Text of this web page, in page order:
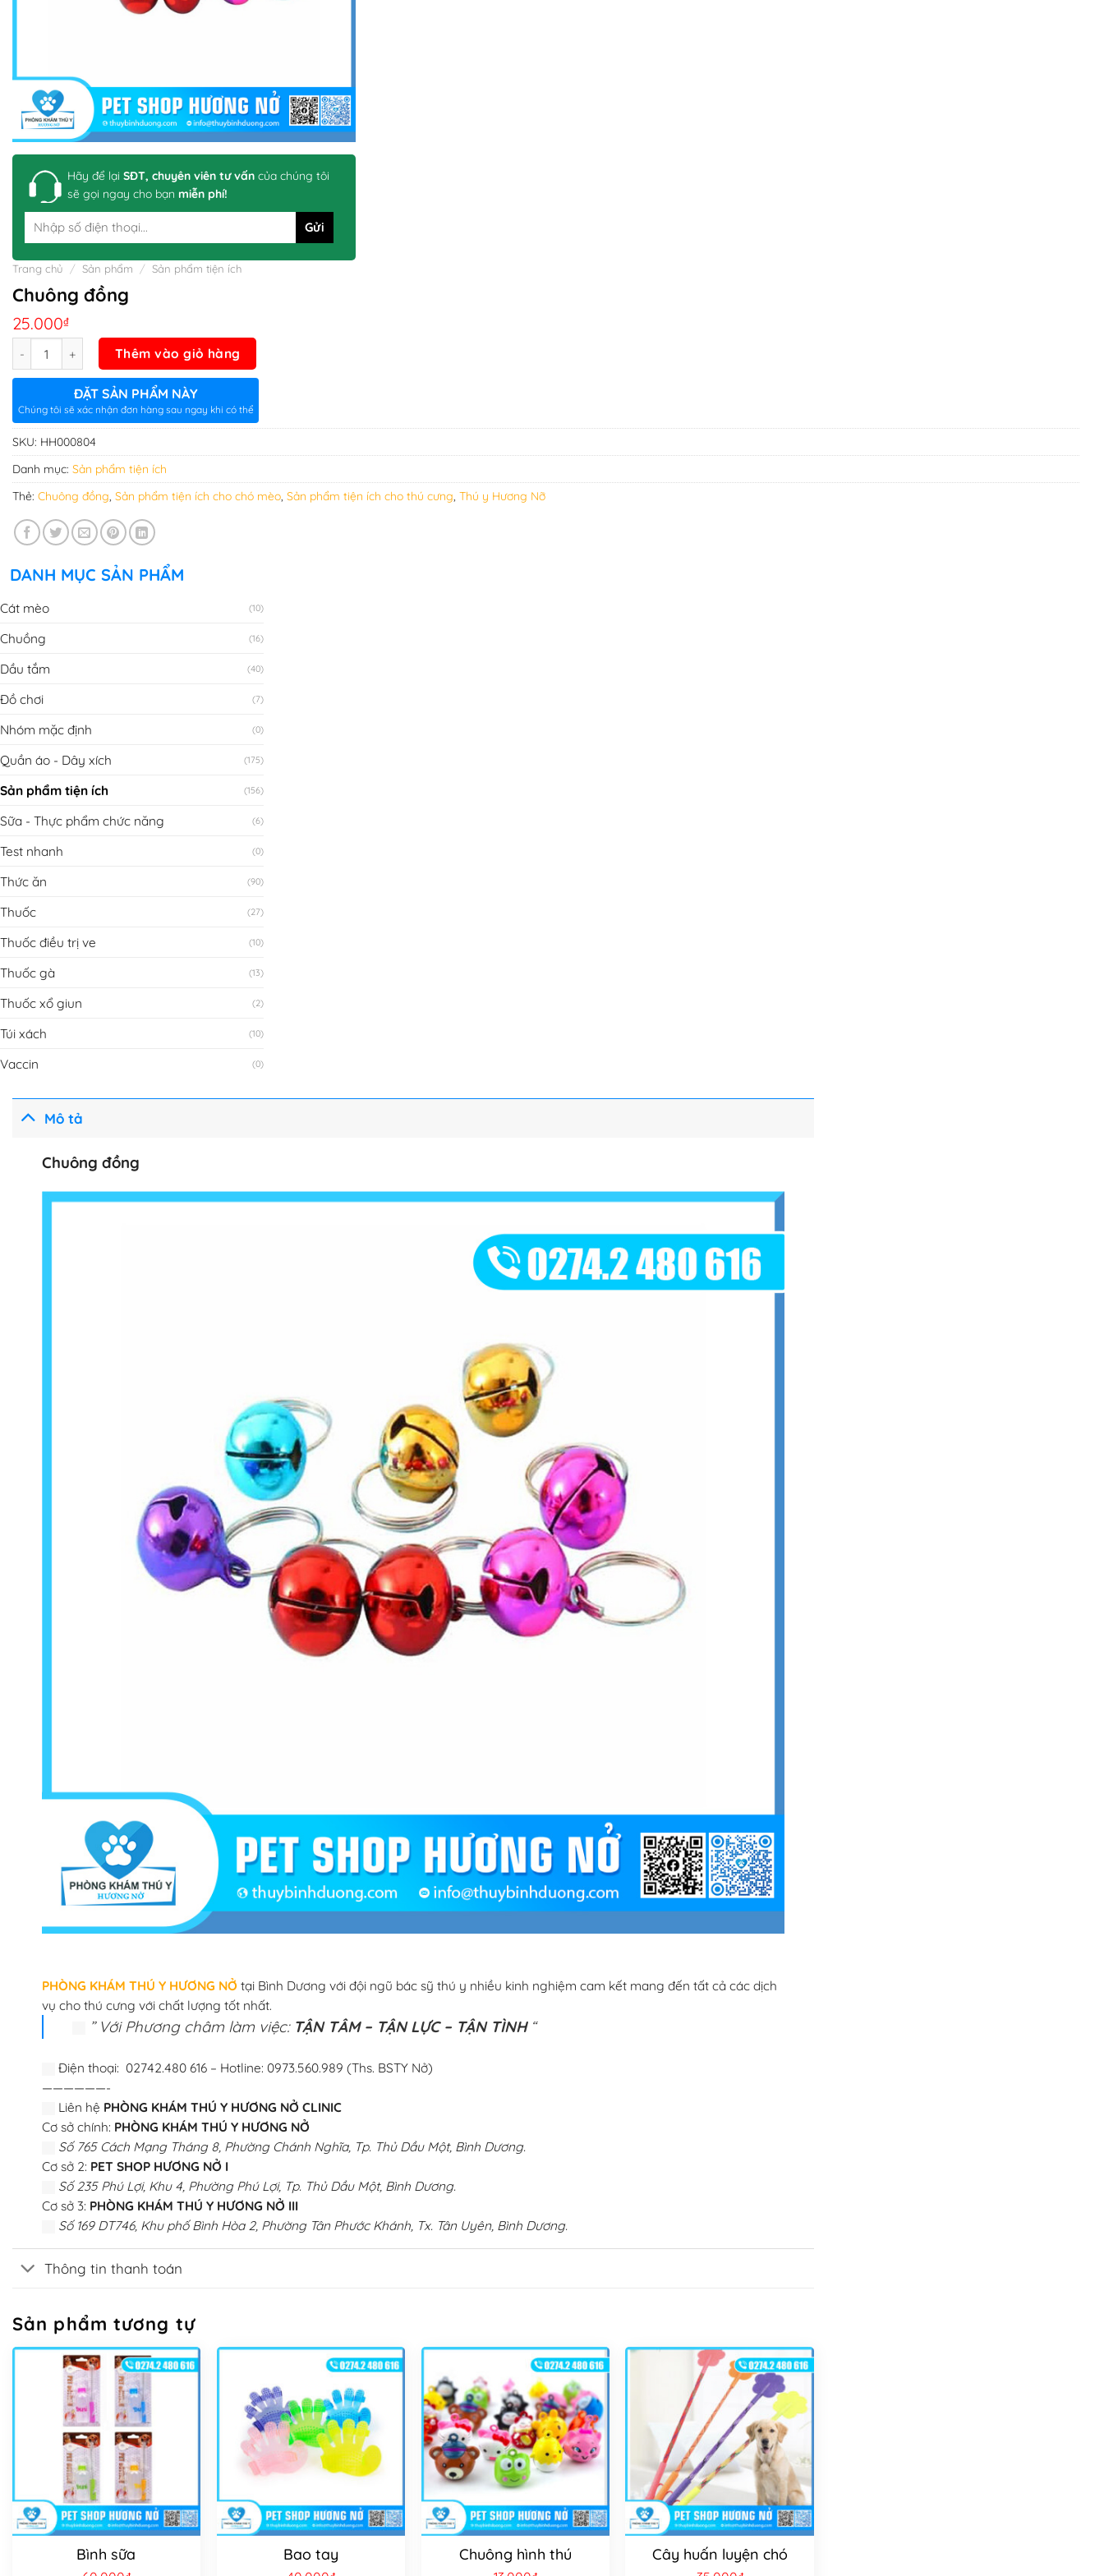
Hãy để lại SĐT, chuyên viên tư vấn của chúng tôi
sẽ gọi ngay cho bạn miễn phí!
Trang chủ / Sản phẩm / Sản phẩm tiện ích
Chuông đồng
25.000₫
Thêm vào giỏ hàng
ĐẶT SẢN PHẨM NÀY
Chúng tôi sẽ xác nhận đơn hàng sau ngay khi có thể
SKU: HH000804
Danh mục: Sản phẩm tiện ích
Thẻ: Chuông đồng, Sản phẩm tiện ích cho chó mèo, Sản phẩm tiện ích cho thú cưng, Thú y Hương Nỡ
DANH MỤC SẢN PHẨM
Cát mèo (10)
Chuồng (16)
Dầu tắm (40)
Đồ chơi (7)
Nhóm mặc định (0)
Quần áo - Dây xích (175)
Sản phẩm tiện ích (156)
Sữa - Thực phẩm chức năng (6)
Test nhanh (0)
Thức ăn (90)
Thuốc (27)
Thuốc điều trị ve (10)
Thuốc gà (13)
Thuốc xổ giun (2)
Túi xách (10)
Vaccin (0)
Mô tả
Chuông đồng
PHÒNG KHÁM THÚ Y HƯƠNG NỞtại Bình Dương với đội ngũ bác sỹ thú y nhiều kinh nghiệm cam kết mang đến tất cả các dịch
vụ cho thú cưng với chất lượng tốt nhất.
” Với Phương châm làm việc: TẬN TÂM – TẬN LỰC – TẬN TÌNH“
Điện thoại: 02742.480 616 – Hotline: 0973.560.989 (Ths. BSTY Nở)
——————-
Liên hệ PHÒNG KHÁM THÚ Y HƯƠNG NỞ CLINIC
Cơ sở chính: PHÒNG KHÁM THÚ Y HƯƠNG NỞ
Số 765 Cách Mạng Tháng 8, Phường Chánh Nghĩa, Tp. Thủ Dầu Một, Bình Dương.
Cơ sở 2: PET SHOP HƯƠNG NỞ I
Số 235 Phú Lợi, Khu 4, Phường Phú Lợi, Tp. Thủ Dầu Một, Bình Dương.
Cơ sở 3: PHÒNG KHÁM THÚ Y HƯƠNG NỞ III
Số 169 DT746, Khu phố Bình Hòa 2, Phường Tân Phước Khánh, Tx. Tân Uyên, Bình Dương.
Thông tin thanh toán
Sản phẩm tương tự
Bình sữa Bao tay Chuông hình thú Cây huấn luyện chó